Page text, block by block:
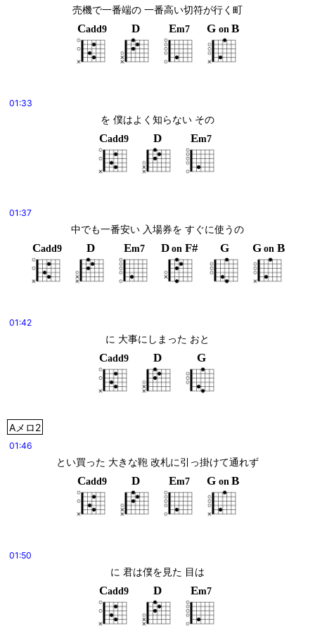
売機で一番端の 一番高い切符が行く町
Cadd9 D Em7 G on B
01:33
を 僕はよく知らない その
Cadd9 D Em7
01:37
中でも一番安い 入場券を すぐに使うの
Cadd9 D Em7 D on F# G G on B
01:42
に 大事にしまった おと
Cadd9 D G
Aメロ2
01:46
とい買った 大きな鞄 改札に引っ掛けて通れず
Cadd9 D Em7 G on B
01:50
に 君は僕を見た 目は
Cadd9 D Em7